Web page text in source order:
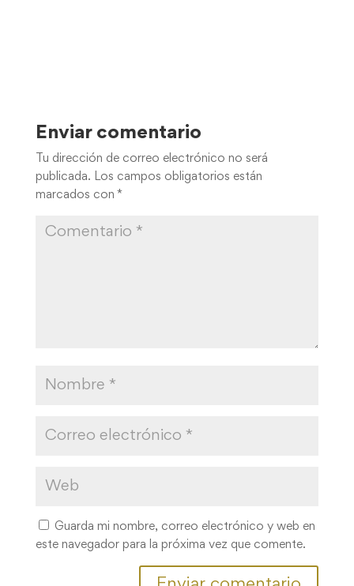
Enviar comentario
Tu dirección de correo electrónico no será
publicada.
Los campos obligatorios están
marcados con *
Guarda mi nombre, correo electrónico y web en
este navegador para la próxima vez que comente.